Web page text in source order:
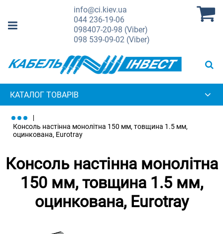
info@ci.kiev.ua
044236-19-06
098407-20-98 (Viber)
098 539-09-02 (Viber)
КАТАЛОГ ТОВАРІВ
Консоль настінна монолітна 150 мм, товщина 1.5 мм,
оцинкована, Eurotray
Консоль настінна монолітна
150 мм, товщина 1.5 мм,
оцинкована, Eurotray